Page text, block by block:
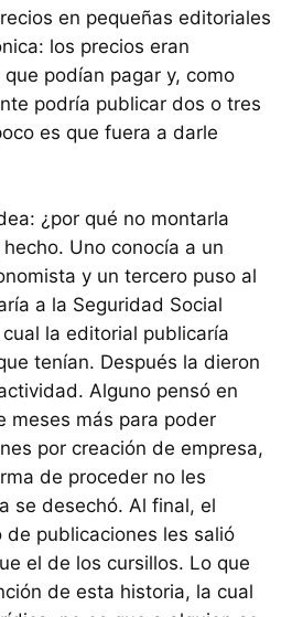
en pequeñas editoriales
los precios eran
podían pagar y, como
podría publicar dos o tres
es que fuera a darle
¿por qué no montarla
Uno conocía a un
y un tercero puso al
a la Seguridad Social
la editorial publicaría
tenían. Después la dieron
Alguno pensó en
meses más para poder
por creación de empresa,
de proceder no les
se desechó. Al final, el
publicaciones les salió
el de los cursillos. Lo que
de esta historia, la cual